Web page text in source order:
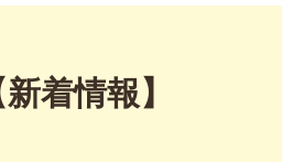
着情報】